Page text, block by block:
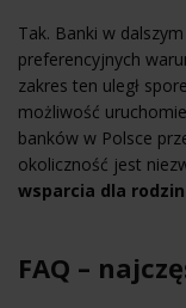
Tak. Banki w
preferencyjnych
zakres ten uległ
możliwość
banków w Polsce
okoliczność jest
wsparcia dla
FAQ –